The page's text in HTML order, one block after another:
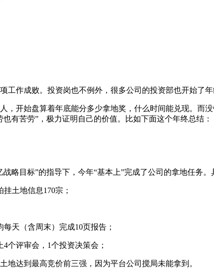
工作成败。投资岗也不例外，很多公司的投资部也开始了
，开始盘算着年底能分多少拿地奖，什么时间能兑现。而
有苦劳”，极力证明自己的价值。比如下面这个年终总结：
略目标”的指导下，今年“基本上”完成了公司的拿地任务。
土地信息170宗；
天（含周末）完成10页报告；
个评审会，1个投资决策会；
地达到最高竞价前三强，因为平台公司搅局未能拿到。